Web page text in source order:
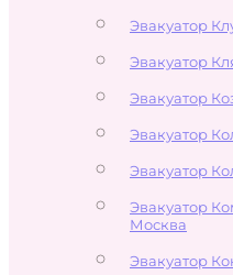
Эвакуатор
Эвакуатор
Эвакуатор
Эвакуатор
Эвакуатор
Эвакуатор
Москва
Эвакуатор